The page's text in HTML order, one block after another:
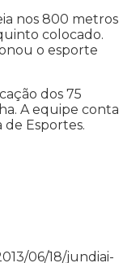
nos 800 metros
colocado.
o esporte
dos 75
A equipe conta
Esportes.
06/18/jundiai-